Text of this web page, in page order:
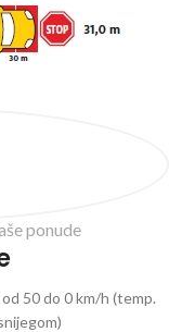
ponude
50 do 0 km/h (temp.